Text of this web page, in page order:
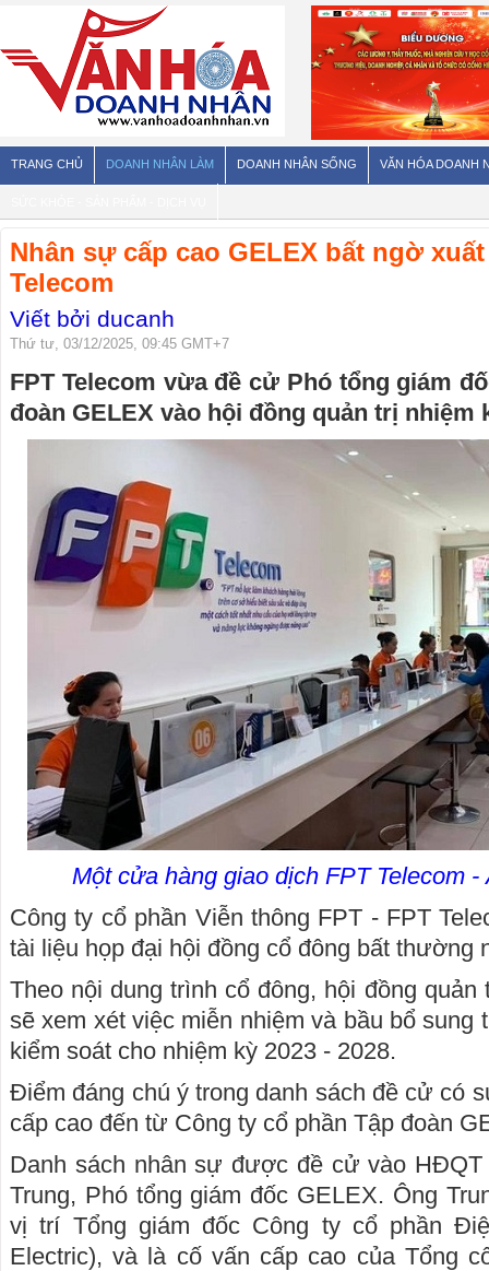
TRANG CHỦ DOANH NHÂN LÀM DOANH NHÂN SỐNG VĂN HÓA DOANH
Nhân sự cấp cao GELEX bất ngờ
Telecom
Viết bởi ducanh
Thứ tư, 03/12/2025, 09:45 GMT+7
FPT Telecom vừa đề cử Phó tổng giám
đoàn GELEX vào hội đồng quản trị nhiệm
Một cửa hàng giao dịch FPT Telecom -
Công ty cổ phần Viễn thông FPT - FPT
tài liệu họp đại hội đồng cổ đông bất thường
Theo nội dung trình cổ đông, hội đồng quản
sẽ xem xét việc miễn nhiệm và bầu bổ sung
kiểm soát cho nhiệm kỳ 2023 - 2028.
Điểm đáng chú ý trong danh sách đề cử có
cấp cao đến từ Công ty cổ phần Tập đoàn
Danh sách nhân sự được đề cử vào HĐQT
Trung, Phó tổng giám đốc GELEX. Ông
vị trí Tổng giám đốc Công ty cổ phần
Electric), và là cố vấn cấp cao của Tổng